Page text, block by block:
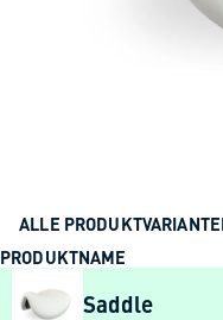
ALLE
PRODUKTNAME
Saddle